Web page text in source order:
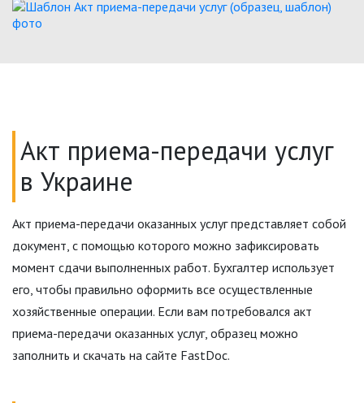
Акт приема-передачи услуг
в Украине
Акт приема-передачи оказанных услуг представляет собой
документ, с помощью которого можно зафиксировать
момент сдачи выполненных работ. Бухгалтер использует
его, чтобы правильно оформить все осуществленные
хозяйственные операции. Если вам потребовался акт
приема-передачи оказанных услуг, образец можно
заполнить и скачать на сайте FastDoc.